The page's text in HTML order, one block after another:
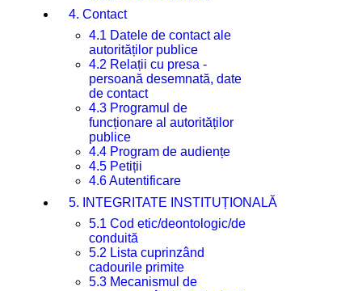
4. Contact
4.1 Datele de contact ale
autorităților publice
4.2 Relații cu presa -
persoană desemnată, date
de contact
4.3 Programul de
funcționare al autorităților
publice
4.4 Program de audiențe
4.5 Petiții
4.6 Autentificare
5. INTEGRITATE INSTITUȚIONALĂ
5.1 Cod etic/deontologic/de
conduită
5.2 Lista cuprinzând
cadourile primite
5.3 Mecanismul de